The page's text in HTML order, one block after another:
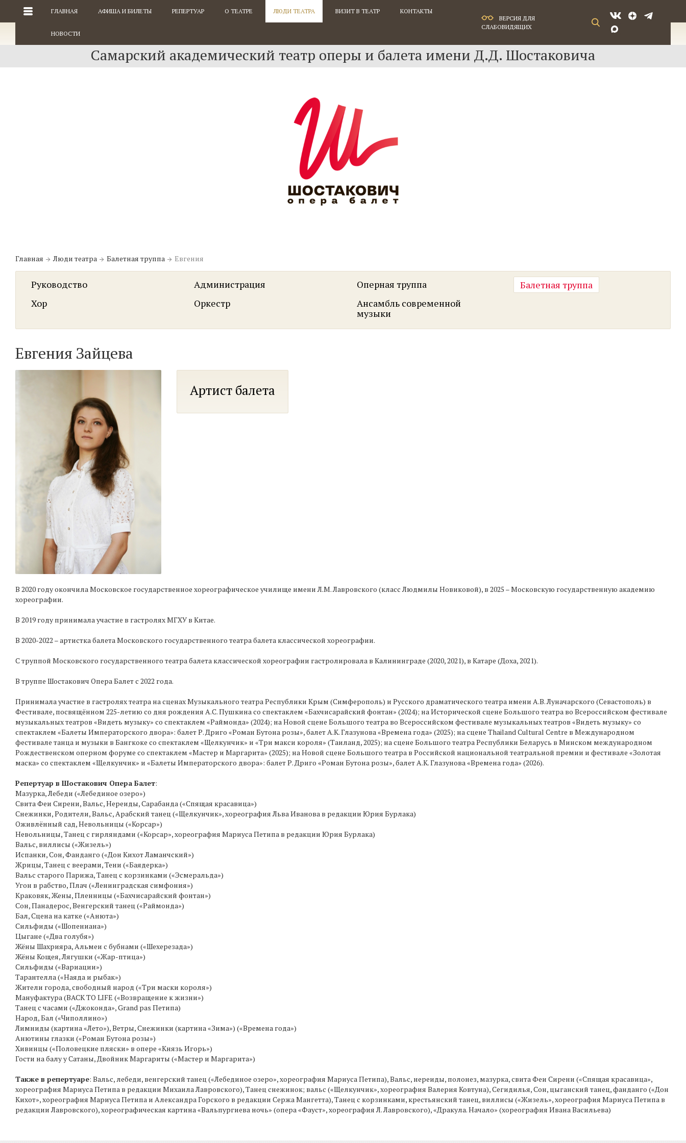
ГЛАВНАЯ АФИША И БИЛЕТЫ РЕПЕРТУАР О ТЕАТРЕ ЛЮДИ ТЕАТРА ВИЗИТ В ТЕАТР КОНТАКТЫ
НОВОСТИ
ВЕРСИЯ ДЛЯ
СЛАБОВИДЯЩИХ
Самарский академический театр оперы и балета имени Д.Д. Шостаковича
Главная Люди театра Балетная труппа Евгения
Руководство Администрация Оперная труппа
Балетная труппа
Хор
Оркестр
Ансамбль современной
музыки
Евгения Зайцева
Артист балета
В 2020 году окончила Московское государственное хореографическое училище имени Л.М. Лавровского (класс Людмилы Новиковой), в 2025 – Московскую государственную академию
хореографии.
В 2019 году принимала участие в гастролях МГХУ в Китае.
В 2020-2022 – артистка балета Московского государственного театра балета классической хореографии.
С труппой Московского государственного театра балета классической хореографии гастролировала в Калининграде (2020, 2021), в Катаре (Доха, 2021).
В труппе Шостакович Опера Балет с 2022 года.
Принимала участие в гастролях театра на сценах Музыкального театра Республики Крым (Симферополь) и Русского драматического театра имени А.В. Луначарского (Севастополь) в
Фестивале, посвящённом 225-летию со дня рождения А.С. Пушкина со спектаклем «Бахчисарайский фонтан» (2024); на Исторической сцене Большого театра во Всероссийском фестивале
музыкальных театров «Видеть музыку» со спектаклем «Раймонда» (2024); на Новой сцене Большого театра во Всероссийском фестивале музыкальных театров «Видеть музыку» со
спектаклем «Балеты Императорского двора»: балет Р. Дриго «Роман Бутона розы», балет А.К. Глазунова «Времена года» (2025); на сцене Thailand Cultural Centre в Международном
фестивале танца и музыки в Бангкоке со спектаклем «Щелкунчик» и «Три макси короля» (Таиланд, 2025); на сцене Большого театра Республики Беларусь в Минском международном
Рождественском оперном форуме со спектаклем «Мастер и Маргарита» (2025); на Новой сцене Большого театра в Российской национальной театральной премии и фестивале «Золотая
маска» со спектаклем «Щелкунчик» и «Балеты Императорского двора»: балет Р. Дриго «Роман Бутона розы», балет А.К. Глазунова «Времена года» (2026).
Репертуар в Шостакович Опера Балет:
Мазурка, Лебеди («Лебединое озеро»)
Свита Феи Сирени, Вальс, Нереиды, Сарабанда («Спящая красавица»)
Снежинки, Родители, Вальс, Арабский танец («Щелкунчик», хореография Льва Иванова в редакции Юрия Бурлака)
Оживлённый сад, Невольницы («Корсар»)
Невольницы, Танец с гирляндами («Корсар», хореография Мариуса Петипа в редакции Юрия Бурлака)
Вальс, виллисы («Жизель»)
Испанки, Сон, Фанданго («Дон Кихот Ламанчский»)
Жрицы, Танец с веерами, Тени («Баядерка»)
Вальс старого Парижа, Танец с корзинками («Эсмеральда»)
Угон в рабство, Плач («Ленинградская симфония»)
Краковяк, Жены, Пленницы («Бахчисарайский фонтан»)
Сон, Панадерос, Венгерский танец («Раймонда»)
Бал, Сцена на катке («Анюта»)
Сильфиды («Шопениана»)
Цыгане («Два голубя»)
Жёны Шахрияра, Альмеи с бубнами («Шехерезада»)
Жёны Кощея, Лягушки («Жар-птица»)
Сильфиды («Вариации»)
Тарантелла («Наяда и рыбак»)
Жители города, свободный народ («Три маски короля»)
Мануфактура (BACK TO LIFE («Возвращение к жизни»)
Танец с часами («Джоконда», Grand pas Петипа)
Народ, Бал («Чиполлино»)
Лимниды (картина «Лето»), Ветры, Снежинки (картина «Зима») («Времена года»)
Анютины глазки («Роман Бутона розы»)
Хивинцы («Половецкие пляски» в опере «Князь Игорь»)
Гости на балу у Сатаны, Двойник Маргариты («Мастер и Маргарита»)
Также в репертуаре: Вальс, лебеди, венгерский танец («Лебединое озеро», хореография Мариуса Петипа), Вальс, нереиды, полонез, мазурка, свита Феи Сирени («Спящая красавица»,
хореография Мариуса Петипа в редакции Михаила Лавровского), Танец снежинок; вальс («Щелкунчик», хореография Валерия Ковтуна), Сегидилья, Сон, цыганский танец, фанданго («Дон
Кихот», хореография Мариуса Петипа и Александра Горского в редакции Сержа Мангетта), Танец с корзинками, крестьянский танец, виллисы («Жизель», хореография Мариуса Петипа в
редакции Лавровского), хореографическая картина «Вальпургиева ночь» (опера «Фауст», хореография Л. Лавровского), «Дракула. Начало» (хореография Ивана Васильева)